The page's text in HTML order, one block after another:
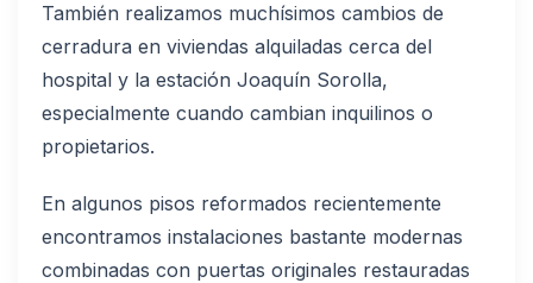
También realizamos muchísimos cambios de
cerradura en viviendas alquiladas cerca del
hospital y la estación Joaquín Sorolla,
especialmente cuando cambian inquilinos o
propietarios.
En algunos pisos reformados recientemente
encontramos instalaciones bastante modernas
combinadas con puertas originales restauradas